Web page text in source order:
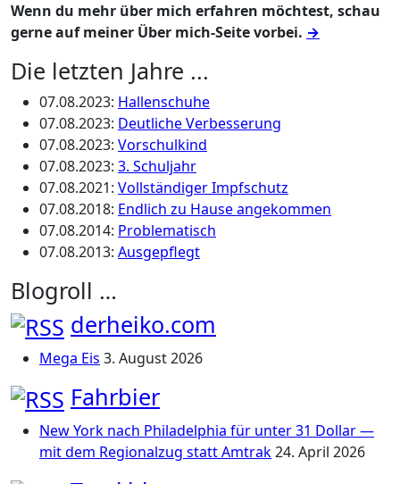
Wenn du mehr über mich erfahren möchtest, schau
gerne auf meiner Über mich-Seite vorbei. →
Die letzten Jahre ...
07.08.2023: Hallenschuhe
07.08.2023: Deutliche Verbesserung
07.08.2023: Vorschulkind
07.08.2023: 3. Schuljahr
07.08.2021: Vollständiger Impfschutz
07.08.2018: Endlich zu Hause angekommen
07.08.2014: Problematisch
07.08.2013: Ausgepflegt
Blogroll …
derheiko.com
Mega Eis 3. August 2026
Fahrbier
New York nach Philadelphia für unter 31 Dollar —
mit dem Regionalzug statt Amtrak24. April 2026